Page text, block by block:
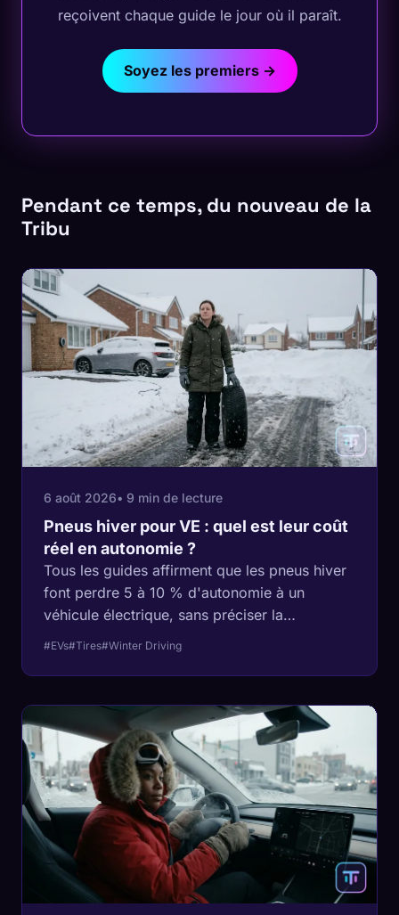
reçoivent chaque guide le jour où il paraît.
Soyez les premiers →
Pendant ce temps, du nouveau de la
Tribu
6 août 2026• 9 min de lecture
Pneus hiver pour VE : quel est leur coût
réel en autonomie ?
Tous les guides affirment que les pneus hiver
font perdre 5 à 10 % d'autonomie à un
véhicule électrique, sans préciser la
référence. Voici ce que disent les données
essentielle.
#EVs#Tires#Winter Driving